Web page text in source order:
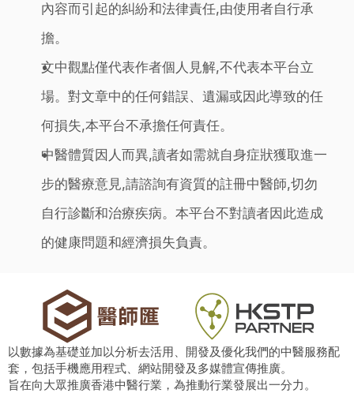
內容而引起的糾紛和法律責任,由使用者自行承
擔。
文中觀點僅代表作者個人見解,不代表本平台立
場。對文章中的任何錯誤、遺漏或因此導致的任
何損失,本平台不承擔任何責任。
中醫體質因人而異,讀者如需就自身症狀獲取進一
步的醫療意見,請諮詢有資質的註冊中醫師,切勿
自行診斷和治療疾病。本平台不對讀者因此造成
的健康問題和經濟損失負責。
以數據為基礎並加以分析去活用、開發及優化我們的中醫服務配
套，包括手機應用程式、網站開發及多媒體宣傳推廣。
旨在向大眾推廣香港中醫行業，為推動行業發展出一分力。